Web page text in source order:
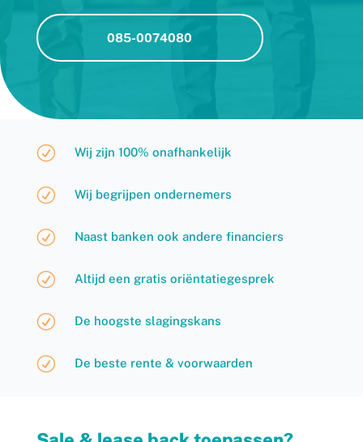
085-0074080
R Wij zijn 100% onafhankelijk
R Wij begrijpen ondernemers
R Naast banken ook andere financiers
R Altijd een gratis oriëntatiegesprek
R De hoogste slagingskans
R De beste rente & voorwaarden